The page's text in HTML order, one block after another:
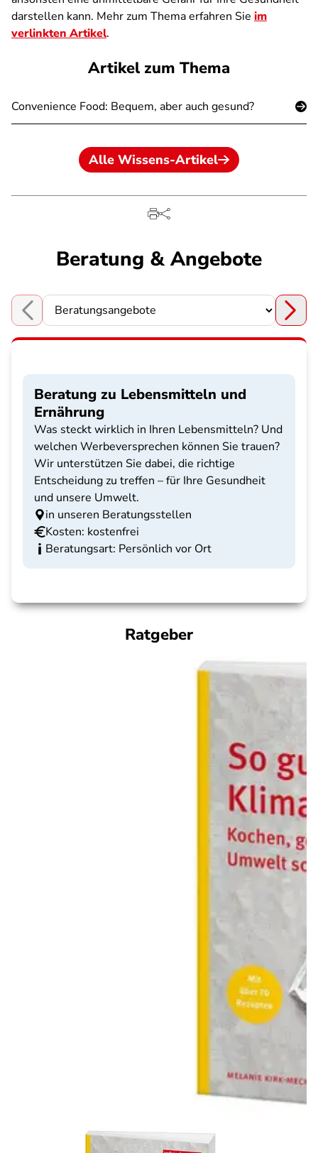
darstellen kann. Mehr zum Thema erfahren Sie im
verlinkten Artikel.
Artikel zum Thema
Convenience Food: Bequem, aber auch gesund?
Alle Wissens-Artikel
Beratung & Angebote
Choose a section
Beratung zu Lebensmitteln und
Ernährung
Was steckt wirklich in Ihren Lebensmitteln? Und
welchen Werbeversprechen können Sie trauen?
Wir unterstützen Sie dabei, die richtige
Entscheidung zu treffen – für Ihre Gesundheit
und unsere Umwelt.
in unseren Beratungsstellen
Kosten: kostenfrei
Beratungsart: Persönlich vor Ort
Ratgeber